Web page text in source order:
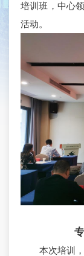
培训班，中心
活动。
本次培训，